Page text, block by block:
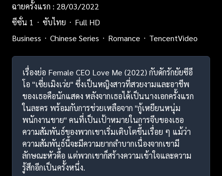
ฉายครั้งแรก : 28/03/2022
ซีซั่น 1
ซับไทย
Full HD
Business
Chinese Series Romance TencentVideo
เรื่องย่อ Female CEO Love Me (2022) กับดักรักยัยซีอี
โอ "เซี่ยเมิงเว่ย" ซึ่งเป็นหญิงสาวที่สวยงามและอาชีพ
ของเธอคือนักแสดง หลังจากเธอได้เป็นนางเอกครั้งแรก
ในละคร พร้อมกับการช่วยเหลือจาก "กู้เหยียนหนุ่ม
พนักงานขาย" คนที่เป็นเป้าหมายในการจีบของเธอ
ความสัมพันธ์ของพวกเขาเริ่มเติบโตขึ้นเรื่อย ๆ แม้ว่า
ความสัมพันธ์นี้จะมีความยากลำบากเนื่องจากเขามี
ลักษณะหัวดื้อ แต่พวกเขาก็สร้างความเข้าใจและความ
รู้สึกอีกเป็นครั้งหนึ่ง.